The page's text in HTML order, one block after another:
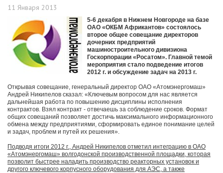
11 Января 2013
5-6 декабря в Нижнем Новгороде на базе
ОАО «ОКБМ Африкантов» состоялось
второе общее совещание директоров
дочерних предприятий
машиностроительного дивизиона
Госкорпорации «Росатом». Главной темой
мероприятия стало подведение итогов
2012 г. и обсуждение задач на 2013 г.
Открывая совещание, генеральный директор ОАО «Атомэнергомаш»
Андрей Никипелов сказал: «Ключевым вопросом для нас является
дальнейшая работа по повышению дисциплины исполнения
контрактов. Взял контракт - отвечаешь за соблюдение сроков. Формат
общих совещаний позволяет достичь максимального информационного
обмена между предприятиями, сформировать единое понимание целей
и задач, проблем и путей их решения».
Подводя итоги 2012 г., Андрей Никипелов отметил интеграцию в ОАО
«Атомэнергомаш» волгодонской производственной площадки, которая
позволит быстрее наладить производство реакторных установок и
другого ключевого корпусного оборудования для АЭС, а также